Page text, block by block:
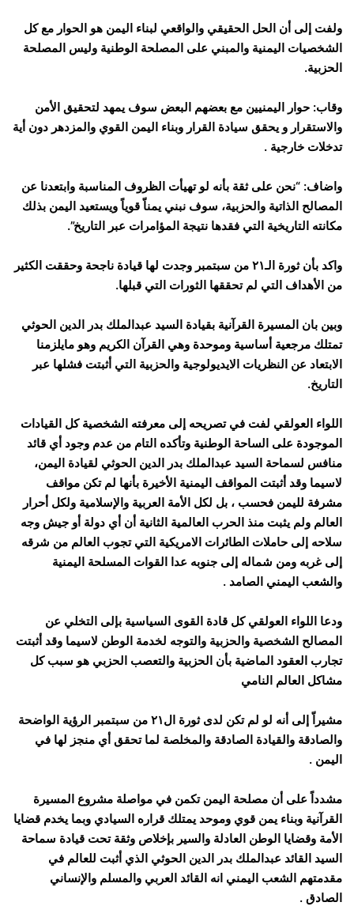
ولفت إلى أن الحل الحقيقي والواقعي لبناء اليمن هو الحوار مع كل
الشخصيات اليمنية والمبني على المصلحة الوطنية وليس المصلحة
الحزبية.
وقاب: حوار اليمنيين مع بعضهم البعض سوف يمهد لتحقيق الأمن
والاستقرار و يحقق سيادة القرار وبناء اليمن القوي والمزدهر دون أية
تدخلات خارجية .
واضاف: “نحن على ثقة بأنه لو تهيأت الظروف المناسبة وابتعدنا عن
المصالح الذاتية والحزبية، سوف نبني يمناّ قوياً ويستعيد اليمن بذلك
مكانته التاريخية التي فقدها نتيجة المؤامرات عبر التاريخ”.
واكد بأن ثورة الـ٢١ من سبتمبر وجدت لها قيادة ناجحة وحققت الكثير
من الأهداف التي لم تحققها الثورات التي قبلها.
وبين بان المسيرة القرآنية بقيادة السيد عبدالملك بدر الدين الحوثي
تمتلك مرجعية أساسية وموحدة وهي القرآن الكريم وهو مايلزمنا
الابتعاد عن النظريات الايديولوجية والحزبية التي أثبتت فشلها عبر
التاريخ.
اللواء العولقي لفت في تصريحه إلى معرفته الشخصية كل القيادات
الموجودة على الساحة الوطنية وتأكده التام من عدم وجود أي قائد
منافس لسماحة السيد عبدالملك بدر الدين الحوثي لقيادة اليمن،
لاسيما وقد أثبتت المواقف اليمنية الأخيرة بأنها لم تكن مواقف
مشرفة لليمن فحسب ، بل لكل الأمة العربية والإسلامية ولكل أحرار
العالم ولم يثبت منذ الحرب العالمية الثانية أن أي دولة أو جيش وجه
سلاحه إلى حاملات الطائرات الامريكية التي تجوب العالم من شرقه
إلى غربه ومن شماله إلى جنوبه عدا القوات المسلحة اليمنية
والشعب اليمني الصامد .
ودعا اللواء العولقي كل قادة القوى السياسية بإلى التخلي عن
المصالح الشخصية والحزبية والتوجه لخدمة الوطن لاسيما وقد أثبتت
تجارب العقود الماضية بأن الحزبية والتعصب الحزبي هو سبب كل
مشاكل العالم النامي
مشيراّ إلى أنه لو لم تكن لدى ثورة ال٢١ من سبتمبر الرؤية الواضحة
والصادقة والقيادة الصادقة والمخلصة لما تحقق أي منجز لها في
اليمن .
مشدداً على أن مصلحة اليمن تكمن في مواصلة مشروع المسيرة
القرآنية وبناء يمن قوي وموحد يمتلك قراره السيادي وبما يخدم قضايا
الأمة وقضايا الوطن العادلة والسير بإخلاص وثقة تحت قيادة سماحة
السيد القائد عبدالملك بدر الدين الحوثي الذي أثبت للعالم في
مقدمتهم الشعب اليمني انه القائد العربي والمسلم والإنساني
الصادق .